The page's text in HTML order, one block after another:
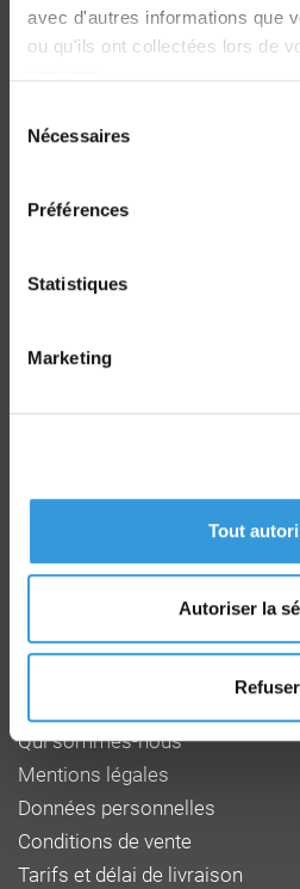
avec d'autres informations que
ou qu'ils ont collectées lors de
Nécessaires
Préférences
Statistiques
Marketing
Tout
Autoriser la
Refuser
F 27950 SAINT MARCEL
www.faceaurisque.com
Qui sommes-nous
Mentions légales
Données personnelles
Conditions de vente
Tarifs et délai de livraison